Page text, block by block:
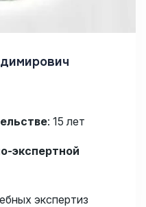
: 15 лет
экспертной
экспертиз